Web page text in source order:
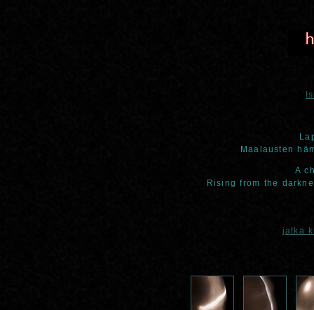
Maalausten
A
Rising from the
jatka